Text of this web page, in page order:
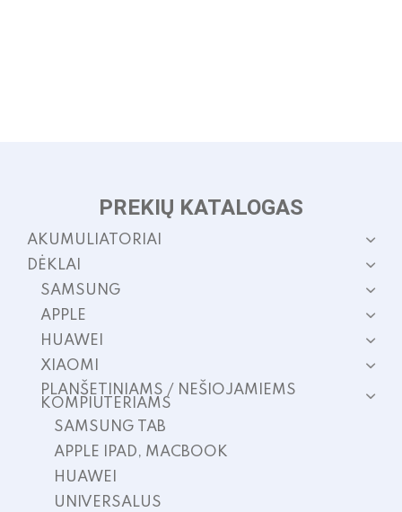
PREKIŲ KATALOGAS
AKUMULIATORIAI
DĖKLAI
SAMSUNG
APPLE
HUAWEI
XIAOMI
PLANŠETINIAMS / NEŠIOJAMIEMS
KOMPIUTERIAMS
SAMSUNG TAB
APPLE IPAD, MACBOOK
HUAWEI
UNIVERSALUS